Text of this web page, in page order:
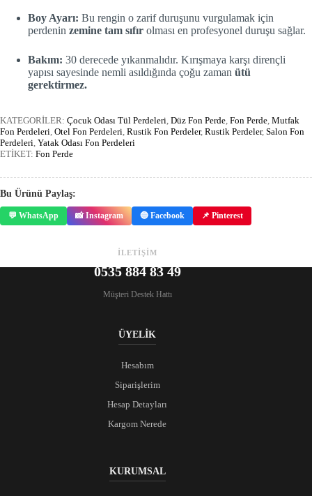
Boy Ayarı: Bu rengin o zarif duruşunu vurgulamak için
perdenin zemine tam sıfır olması en profesyonel duruşu sağlar.
Bakım: 30 derecede yıkanmalıdır. Kırışmaya karşı dirençli
yapısı sayesinde nemli asıldığında çoğu zaman ütü
gerektirmez.
KATEGORİLER: Çocuk Odası Tül Perdeleri Düz Fon Perde Fon Perde Mutfak
Fon Perdeleri Otel Fon Perdeleri Rustik Fon Perdeler, Rustik Perdeler, Salon Fon
Perdeleri Yatak Odası Fon Perdeleri
ETİKET: Fon Perde
Bu Ürünü Paylaş:
💬 WhatsApp 📸 Instagram 🔵 Facebook 📌 Pinterest
İLETİŞİM
0535 884 83 49
Müşteri Destek Hattı
ÜYELİK
Hesabım
Siparişlerim
Hesap Detayları
Kargom Nerede
KURUMSAL